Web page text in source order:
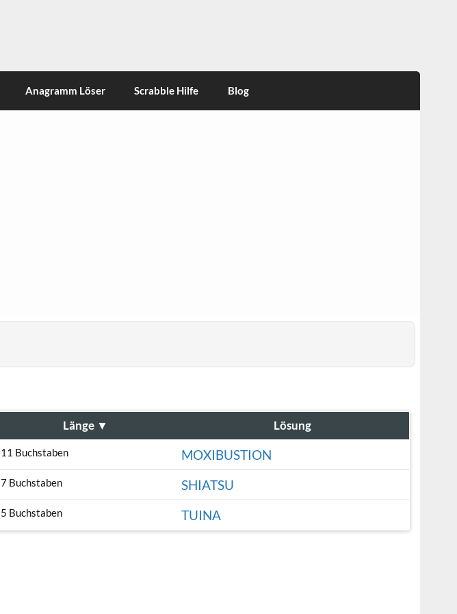
Anagramm Löser Scrabble Hilfe Blog
Länge ▼ Lösung
11 Buchstaben
MOXIBUSTION
7 Buchstaben
SHIATSU
5 Buchstaben TUINA